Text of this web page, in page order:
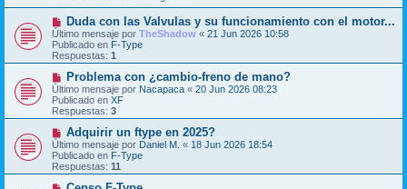
jm
n
s
a
j
N
u
e
v
o
m
e
n
s
a
e
Duda con las Valvulas y su funcionamiento con el motor...
Último mensaje por TheShadow « 21 Jun 2026 10:58
Publicado en F-Type
Respuestas: 1
N
u
e
v
o
m
e
n
s
a
Problema con ¿cambio-freno de mano?
Último mensaje por Nacapaca « 20 Jun 2026 08:23
Publicado en XF
Respuestas: 3
N
u
e
v
o
m
Adquirir un ftype en 2025?
Último mensaje por Daniel M. « 18 Jun 2026 18:54
Publicado en F-Type
Respuestas: 11
N